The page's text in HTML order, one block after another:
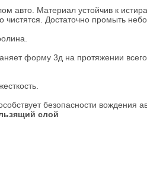
авто. Материал устойчив к
Достаточно промыть
форму 3д на протяжении
безопасности вождения
слой